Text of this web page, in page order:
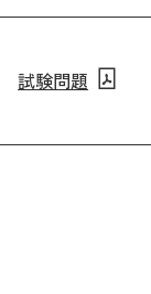
試験問題